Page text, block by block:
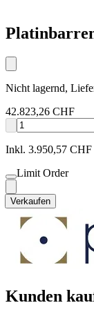
Nicht lagernd,
42.823,26 CHF
Inkl. 3.950,57
Limit Order
Verkaufen
Kunden